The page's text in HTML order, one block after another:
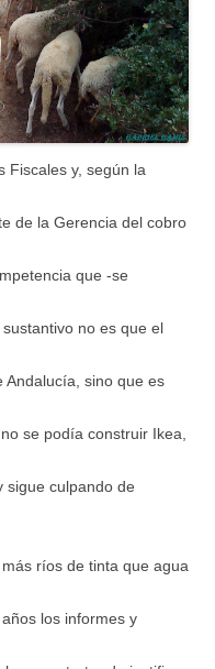
Fiscales y, según la
de la Gerencia del cobro
que -se
no es que el
Andalucía, sino que es
se podía construir Ikea,
sigue culpando de
ríos de tinta que agua
los informes y